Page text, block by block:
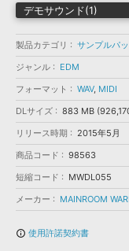
サンプルパック »
ソフトウェア／ツ
DAW »
効果音 »
BGM »
ニュースレター »
SONICWIREブロ
製品サポート情報
DTMガイド »
FAQ »
お問い合わせ »
ソフト音源 プ
ソフトウェア／ツ
メーカー
フォーマット
ランキング
デモサウンド(1)
製品カテゴリ
サンプルパ
ジャンル
EDM
フォーマット
WAV, MIDI
DLサイズ
883 MB
リリース時期
2015年5月
商品コード
98563
短縮コード
MWDL055
メーカー
MAINROOM
info_outline 使用許諾契約書